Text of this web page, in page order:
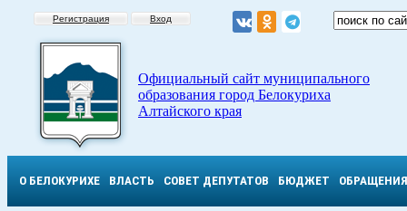
Регистрация Вход
Официальный сайт муниципального
образования город Белокуриха
Алтайского края
О БЕЛОКУРИХЕ ВЛАСТЬ СОВЕТ ДЕПУТАТОВ БЮДЖЕТ ОБРАЩЕНИЯ